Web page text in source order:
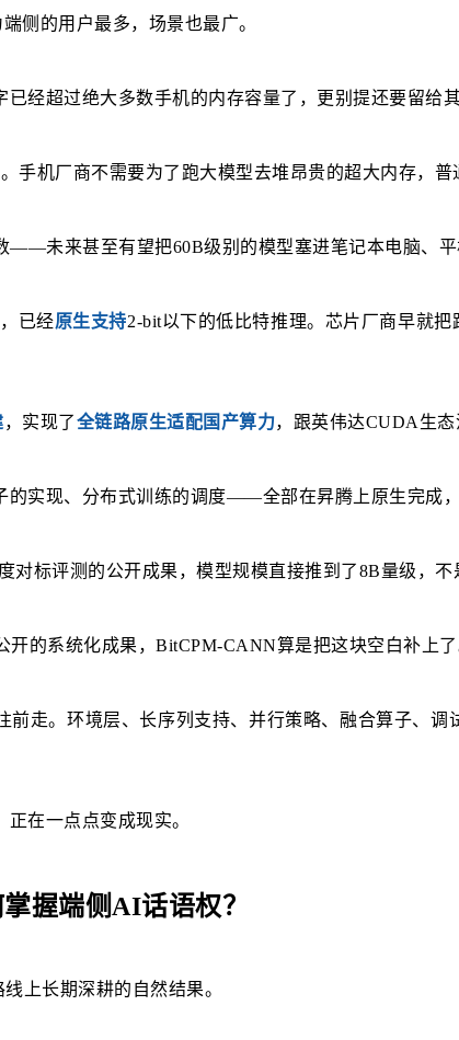
侧的用户最多，场景也最广。
经超过绝大多数手机的内存容量了，更别提还要留给其
手机厂商不需要为了跑大模型去堆昂贵的超大内存，普
未来甚至有望把60B级别的模型塞进笔记本电脑、平
已经原生支持2-bit以下的低比特推理。芯片厂商早就
，实现了全链路原生适配国产算力，跟英伟达CUDA生态
实现、分布式训练的调度——全部在昇腾上原生完成，
对标评测的公开成果，模型规模直接推到了8B量级，不
的系统化成果，BitCPM-CANN算是把这块空白补上了
走。环境层、长序列支持、并行策略、融合算子、
在一点点变成现实。
握端侧AI话语权？
上长期深耕的自然结果。